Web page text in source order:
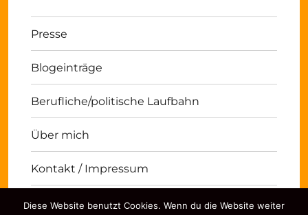
Presse
Blogeinträge
Berufliche/politische Laufbahn
Über mich
Kontakt / Impressum
Michael Panse Kontakt / Impressum Stolz
Diese Website benutzt Cookies. Wenn du die Website weiter